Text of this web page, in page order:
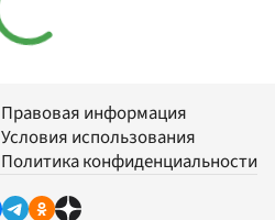
Правовая информация
Условия использования
Политика конфиденциальности